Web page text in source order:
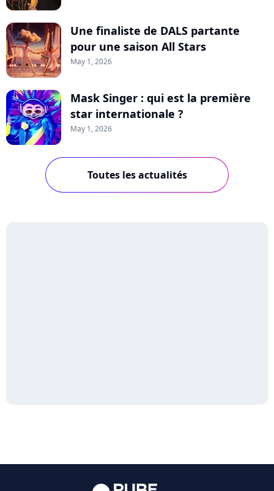
Une finaliste de DALS partante
pour une saison All Stars
May 1, 2026
Mask Singer : qui est la première
star internationale ?
May 1, 2026
Toutes les actualités